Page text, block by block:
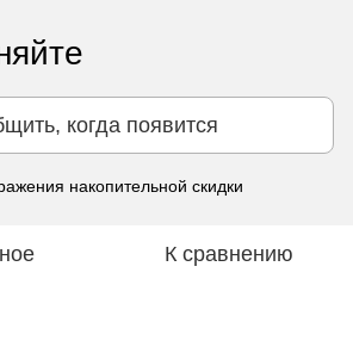
когда появится
накопительной скидки
К сравнению